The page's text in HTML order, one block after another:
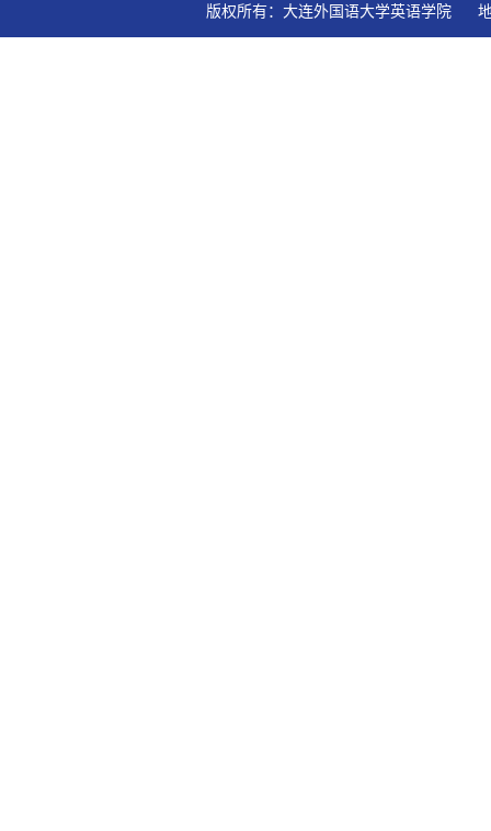
版权所有：大连外国语大学英语学院